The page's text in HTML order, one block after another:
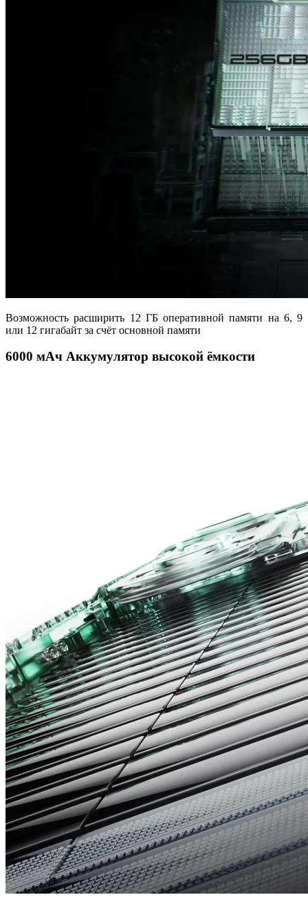
Возможность расширить 12 ГБ оперативной памяти на 6, 9
или 12 гигабайт за счёт основной памяти
6000 мАч Аккумулятор высокой ёмкости